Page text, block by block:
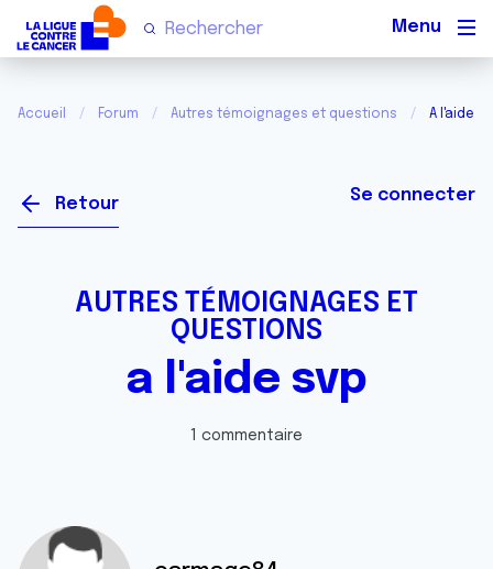
Accueil Forum Autres témoignages et questions A l'aide
Retour Se connecter
AUTRES TÉMOIGNAGES ET
QUESTIONS
a l'aide svp
1 commentaire